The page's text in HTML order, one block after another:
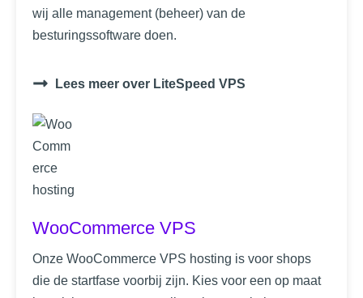
wij alle management (beheer) van de
besturingssoftware doen.
Lees meer over LiteSpeed VPS
WooCommerce VPS
Onze WooCommerce VPS hosting is voor shops
die de startfase voorbij zijn. Kies voor een op maat